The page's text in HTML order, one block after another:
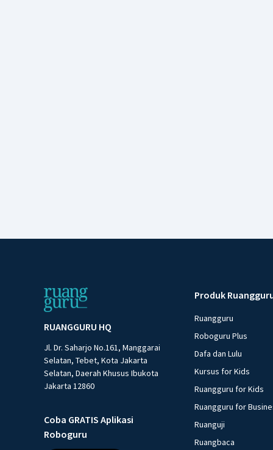
RUANGGURU HQ
Jl. Dr. Saharjo No.161, Manggarai
Selatan, Tebet, Kota Jakarta
Selatan, Daerah Khusus Ibukota
Jakarta 12860
Coba GRATIS Aplikasi
Roboguru
Produk
Ruangguru
Roboguru Plus
Dafa dan Lulu
Kursus for Kids
Ruangguru for Kids
Ruangguru for
Ruanguji
Ruangbaca